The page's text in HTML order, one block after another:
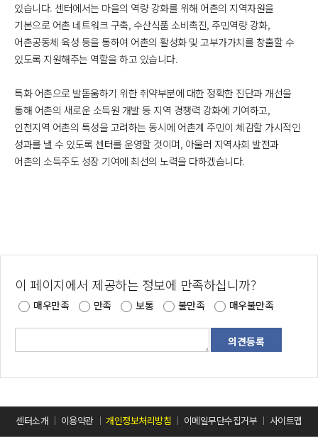
있습니다. 센터에서는 마을의 역량 강화를 위해 어촌의 지역자원을
기본으로 어촌 네트워크 구축, 수산식품 소비촉진, 주민역량 강화,
어촌공동체 육성 등을 통하여 어촌의 활성화 및 고부가가치를 창출할 수
있도록 지원해주는 역할을 하고 있습니다.
특화 어촌으로 발돋움하기 위한 취약부분에 대한 정확한 진단과 개선을
통해 어촌의 새로운 소득원 개발 등 지역 경쟁력 강화에 기여하고,
인천지역 어촌의 특성을 고려하는 동시에 어촌계 주민이 체감할 가시적인
성과를 낼 수 있도록 센터를 운영할 것이며, 아울러 지역사회 발전과
어촌의 소득주도 성장 기여에 최선의 노력을 다하겠습니다.
이 페이지에서 제공하는 정보에 만족하십니까?
매우만족 만족 보통 불만족 매우불만족
센터소개 이용약관 개인정보처리방침 이메일무단수집거부 사이트맵